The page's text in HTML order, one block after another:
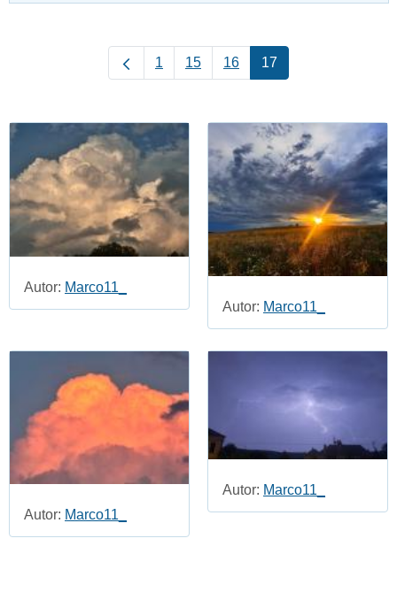
1 15 16 17
Autor: Marco11_
Autor: Marco11_
Autor: Marco11_
Autor: Marco11_